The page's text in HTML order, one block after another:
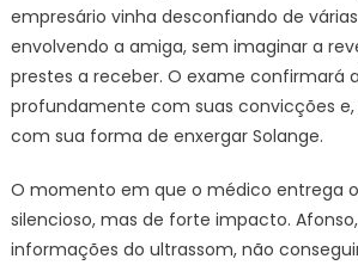
empresário vinha desconfiando de
envolvendo a amiga, sem imaginar a
prestes a receber. O exame confirmará
profundamente com suas convicções
com sua forma de enxergar Solange.
O momento em que o médico entrega
silencioso, mas de forte impacto.
informações do ultrassom, não